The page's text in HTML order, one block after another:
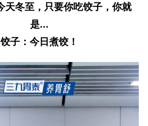
天冬至，只要你吃饺子，你就
是...
饺子：今日煮饺！